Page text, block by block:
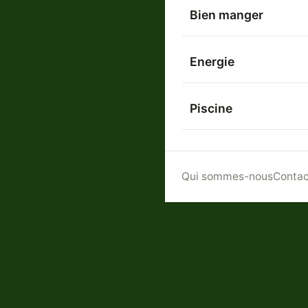
Bien manger
Energie
Piscine
Qui sommes-nous